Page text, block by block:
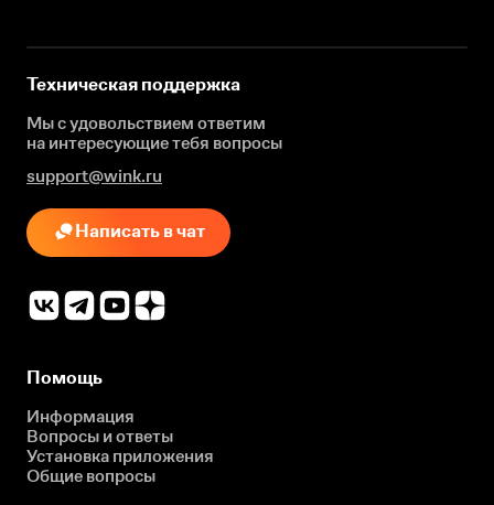
Техническая поддержка
Мы с удовольствием ответим
на интересующиетебя вопросы
support@wink.ru
Написать в чат
Помощь
Информация
Вопросы и ответы
Установка приложения
Общие вопросы